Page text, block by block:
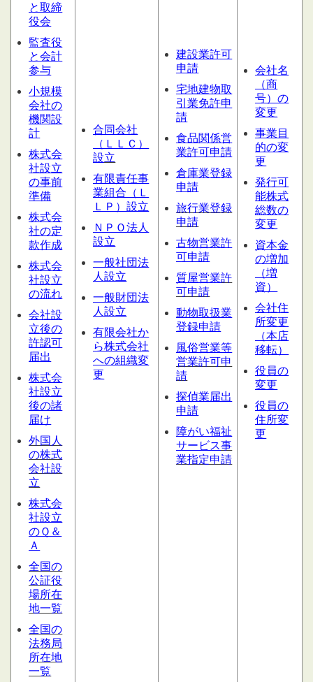
と取締
役会
監査役
と会計
参与
小規模
会社の
機関設
計
株式会
社設立
の事前
準備
株式会
社の定
款作成
株式会
社設立
の流れ
会社設
立後の
許認可
届出
株式会
社設立
後の諸
届け
外国人
の株式
会社設
立
株式会
社設立
のＱ＆
Ａ
全国の
公証役
場所在
地一覧
全国の
法務局
所在地
一覧
合同会社
（ＬＬＣ）
設立
有限責任事
業組合（Ｌ
ＬＰ）設立
ＮＰＯ法人
設立
一般社団法
人設立
一般財団法
人設立
有限会社か
ら株式会社
への組織変
更
建設業許可
申請
宅地建物取
引業免許申
請
食品関係営
業許可申請
倉庫業登録
申請
旅行業登録
申請
古物営業許
可申請
質屋営業許
可申請
動物取扱業
登録申請
風俗営業等
営業許可申
請
探偵業届出
申請
障がい福祉
サービス事
業指定申請
会社名
（商
号）の
変更
事業目
的の変
更
発行可
能株式
総数の
変更
資本金
の増加
（増
資）
会社住
所変更
（本店
移転）
役員の
変更
役員の
住所変
更